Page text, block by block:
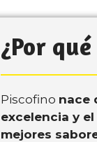
¿Por
Piscofino nace
excelencia y
mejores